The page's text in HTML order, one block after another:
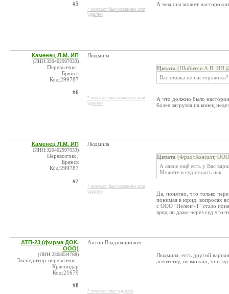
#5
* контакт был изменен или
удален
А чем она может
Каменец Л.М. ИП
(ИНН:320402997033)
Перевозчик ,
Брянск
Код:299787
#6
Людмила
* контакт был изменен или
удален
Цитата (Шибитов А.В. ИП
Вас ставка не насторожила?
А что должно было
более загрузка на конец
Каменец Л.М. ИП
(ИНН:320402997033)
Перевозчик ,
Брянск
Код:299787
#7
Людмила
* контакт был изменен или
удален
Цитата (ФрахтКонсалт,
А какие ещё есть у Вас
Можете в суд подать иск.
Да, понятно, что только
понимая в юрид. вопросах
с ООО "Пеленг-Т" стало
вряд ли даже через суд
АТП-23 (фирма ДОК,
ООО)
(ИНН:2308034768)
Экспедитор-перевозчик ,
Краснодар
Код:21679
#8
Антон Владимирович
* контакт был удален
Людмила, есть другой
агентству, возможно, они